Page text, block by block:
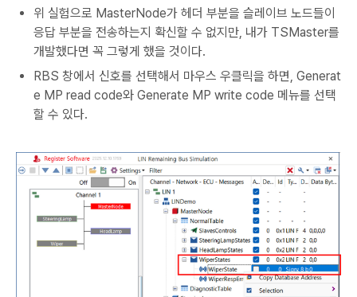
위 실험으로 MasterNode가 헤더 부분을 슬레이브 노드들이
응답 부분을 전송하는지 확신할 수 없지만, 내가 TSMaster를
개발했다면 꼭 그렇게 했을 것이다.
RBS 창에서 신호를 선택해서 마우스 우클릭을 하면, Generat
e MP read code와 Generate MP write code 메뉴를 선택
할 수 있다.